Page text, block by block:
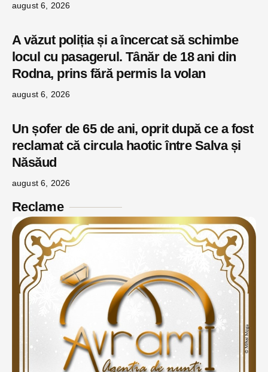
august 6, 2026
A văzut poliția și a încercat să schimbe
locul cu pasagerul. Tânăr de 18 ani din
Rodna, prins fără permis la volan
august 6, 2026
Un șofer de 65 de ani, oprit după ce a fost
reclamat că circula haotic între Salva și
Năsăud
august 6, 2026
Reclame